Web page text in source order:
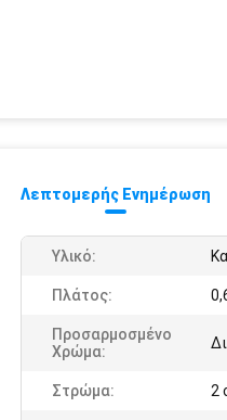
Λεπτομερής Ενημέρωση
Υλικό:
Πλάτος:
Προσαρμοσμένο
Χρώμα:
Στρώμα: 2